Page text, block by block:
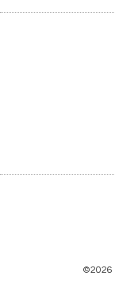
©2026